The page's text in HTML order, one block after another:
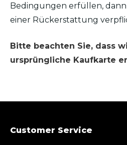
Bedingungen erfüllen,
einer Rückerstattung
Bitte beachten Sie, dass
ursprüngliche Kaufkarte
Customer Service